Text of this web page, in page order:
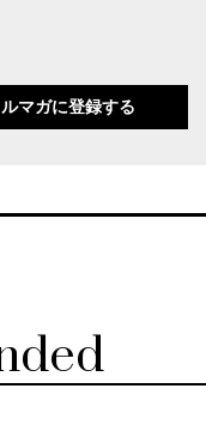
ルマガに登録する